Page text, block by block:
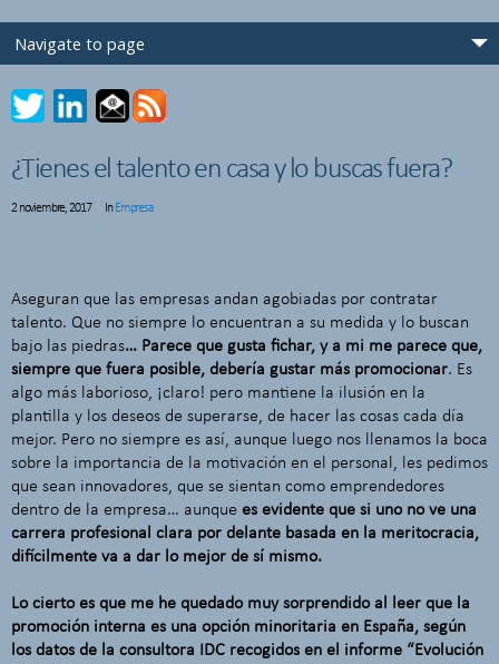
¿Tienes el talento en casa y lo buscas fuera?
2 noviembre, 2017 In Empresa
Aseguran que las empresas andan agobiadas por contratar
talento. Que no siempre lo encuentran a su medida y lo buscan
bajo las piedras… Parece que gusta fichar, y a mi me parece que,
siempre que fuera posible, debería gustar más promocionar. Es
algo más laborioso, ¡claro! pero mantiene la ilusión en la
plantilla y los deseos de superarse, de hacer las cosas cada día
mejor. Pero no siempre es así, aunque luego nos llenamos la boca
sobre la importancia de la motivación en el personal, les pedimos
que sean innovadores, que se sientan como emprendedores
dentro de la empresa… aunque es evidente que si uno no ve una
carrera profesional clara por delante basada en la meritocracia,
difícilmente va a dar lo mejor de sí mismo.
Lo cierto es que me he quedado muy sorprendido al leer que la
promoción interna es una opción minoritaria en España, según
los datos de la consultora IDC recogidos en el informe “Evolución